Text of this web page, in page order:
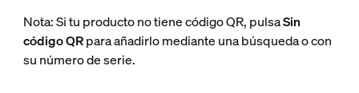
Nota: Si tu producto no tiene código QR, pulsaSin
código QRpara añadirlo mediante una búsqueda o con
su número de serie.